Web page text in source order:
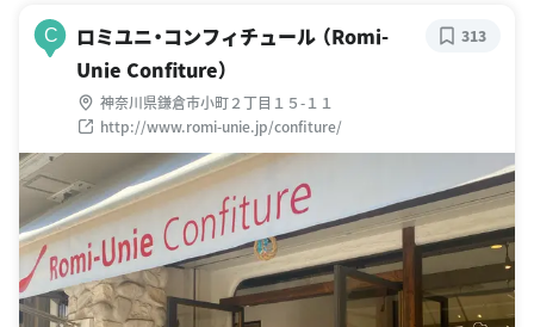
C
ロミユニ・コンフィチュール （Romi-
Unie Confiture）
神奈川県鎌倉市小町２丁目１５-１１
http://www.romi-unie.jp/confiture/
313